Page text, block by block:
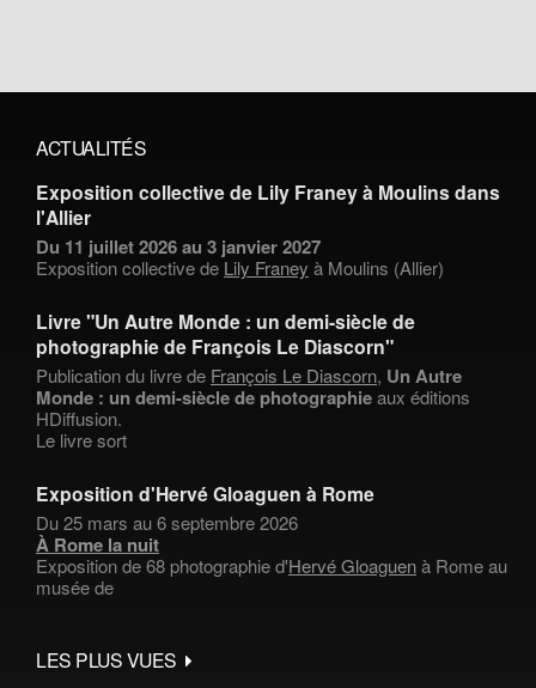
ACTUALITÉS
Exposition collective de Lily Franey à Moulins dans
l'Allier
Du 11 juillet 2026 au 3 janvier 2027
Exposition collective de Lily Franey à Moulins (Allier)
Livre "Un Autre Monde : un demi-siècle de
photographie de François Le Diascorn"
Publication du livre de François Le Diascorn, Un Autre
Monde : un demi-siècle de photographieaux éditions
HDiffusion.
Le livre sort
Exposition d'Hervé Gloaguen à Rome
Du 25 mars au 6 septembre 2026
À Rome la nuit
Exposition de 68 photographie d'Hervé Gloaguenà Rome au
musée de
LES PLUS VUES